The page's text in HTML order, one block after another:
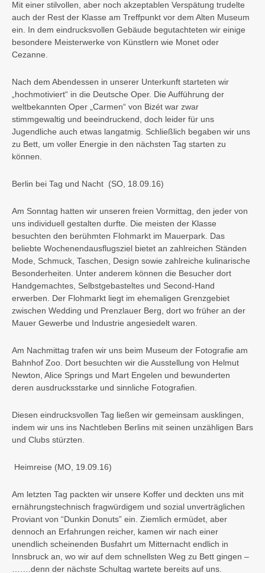
Mit einer stilvollen, aber noch akzeptablen Verspätung trudelte
auch der Rest der Klasse am Treffpunkt vor dem Alten Museum
ein. In dem eindrucksvollen Gebäude begutachteten wir einige
besondere Meisterwerke von Künstlern wie Monet oder
Cezanne.
Nach dem Abendessen in unserer Unterkunft starteten wir
„hochmotiviert“ in die Deutsche Oper. Die Aufführung der
weltbekannten Oper „Carmen“ von Bizét war zwar
stimmgewaltig und beeindruckend, doch leider für uns
Jugendliche auch etwas langatmig. Schließlich begaben wir uns
zu Bett, um voller Energie in den nächsten Tag starten zu
können.
Berlin bei Tag und Nacht (SO, 18.09.16)
Am Sonntag hatten wir unseren freien Vormittag, den jeder von
uns individuell gestalten durfte. Die meisten der Klasse
besuchten den berühmten Flohmarkt im Mauerpark. Das
beliebte Wochenendausflugsziel bietet an zahlreichen Ständen
Mode, Schmuck, Taschen, Design sowie zahlreiche kulinarische
Besonderheiten. Unter anderem können die Besucher dort
Handgemachtes, Selbstgebasteltes und Second-Hand
erwerben. Der Flohmarkt liegt im ehemaligen Grenzgebiet
zwischen Wedding und Prenzlauer Berg, dort wo früher an der
Mauer Gewerbe und Industrie angesiedelt waren.
Am Nachmittag trafen wir uns beim Museum der Fotografie am
Bahnhof Zoo. Dort besuchten wir die Ausstellung von Helmut
Newton, Alice Springs und Mart Engelen und bewunderten
deren ausdrucksstarke und sinnliche Fotografien.
Diesen eindrucksvollen Tag ließen wir gemeinsam ausklingen,
indem wir uns ins Nachtleben Berlins mit seinen unzähligen Bars
und Clubs stürzten.
Heimreise (MO, 19.09.16)
Am letzten Tag packten wir unsere Koffer und deckten uns mit
ernährungstechnisch fragwürdigem und sozial unverträglichen
Proviant von “Dunkin Donuts” ein. Ziemlich ermüdet, aber
dennoch an Erfahrungen reicher, kamen wir nach einer
unendlich scheinenden Busfahrt um Mitternacht endlich in
Innsbruck an, wo wir auf dem schnellsten Weg zu Bett gingen –
…….denn der nächste Schultag wartete bereits auf uns.